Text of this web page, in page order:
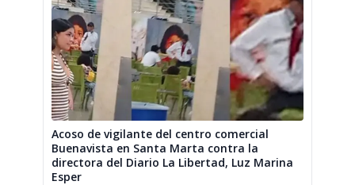
Acoso de vigilante del centro comercial
Buenavista en Santa Marta contra la
directora del Diario La Libertad, Luz Marina
Esper